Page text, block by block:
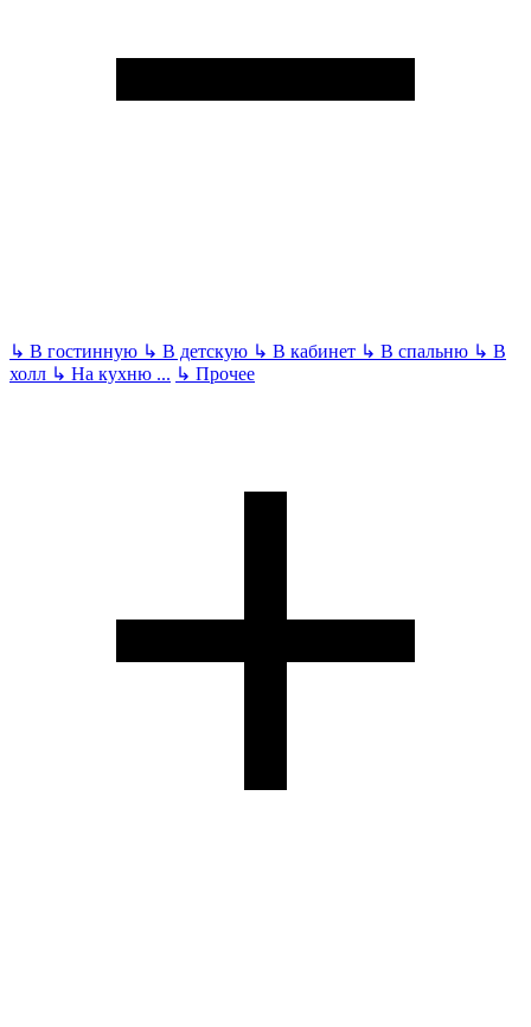
↳ В гостинную ↳ В детскую ↳ В кабинет ↳ В спальню ↳ В
холл ↳ На кухню ... ↳ Прочее